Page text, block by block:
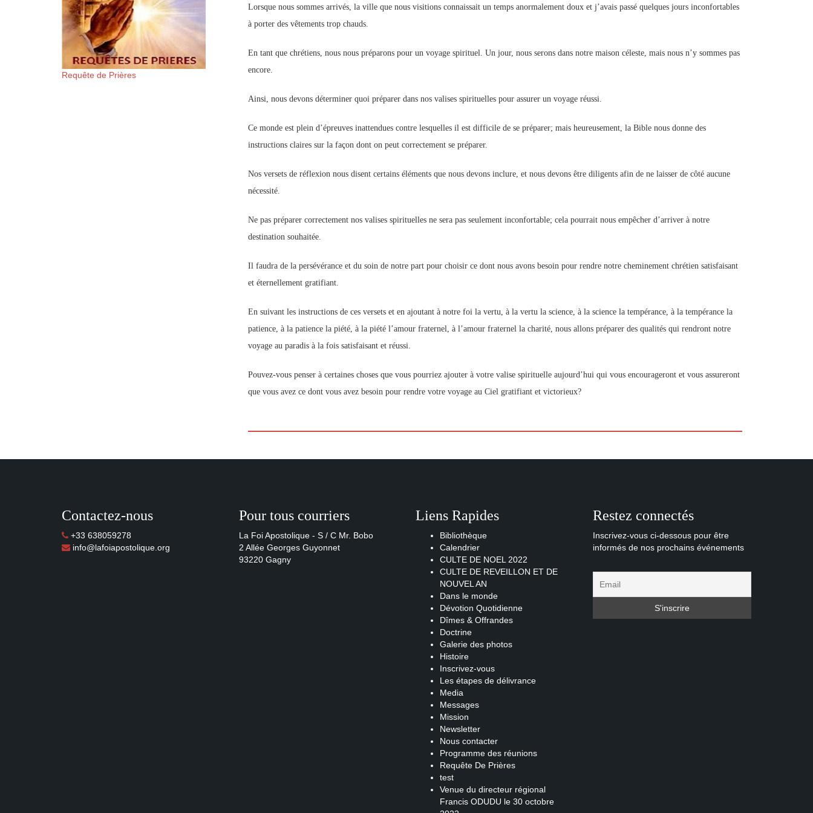
Requête de Prières
Lorsque nous sommes arrivés, la ville que nous visitions connaissait un temps anormalement doux et j’avais passé quelques jours inconfortables
à porter des vêtements trop chauds.
En tant que chrétiens, nous nous préparons pour un voyage spirituel. Un jour, nous serons dans notre maison céleste, mais nous n’y sommes pas
encore.
Ainsi, nous devons déterminer quoi préparer dans nos valises spirituelles pour assurer un voyage réussi.
Ce monde est plein d’épreuves inattendues contre lesquelles il est difficile de se préparer; mais heureusement, la Bible nous donne des
instructions claires sur la façon dont on peut correctement se préparer.
Nos versets de réflexion nous disent certains éléments que nous devons inclure, et nous devons être diligents afin de ne laisser de côté aucune
nécessité.
Ne pas préparer correctement nos valises spirituelles ne sera pas seulement inconfortable; cela pourrait nous empêcher d’arriver à notre
destination souhaitée.
Il faudra de la persévérance et du soin de notre part pour choisir ce dont nous avons besoin pour rendre notre cheminement chrétien satisfaisant
et éternellement gratifiant.
En suivant les instructions de ces versets et en ajoutant à notre foi la vertu, à la vertu la science, à la science la tempérance, à la tempérance la
patience, à la patience la piété, à la piété l’amour fraternel, à l’amour fraternel la charité, nous allons préparer des qualités qui rendront notre
voyage au paradis à la fois satisfaisant et réussi.
Pouvez-vous penser à certaines choses que vous pourriez ajouter à votre valise spirituelle aujourd’hui qui vous encourageront et vous assureront
que vous avez ce dont vous avez besoin pour rendre votre voyage au Ciel gratifiant et victorieux?
Contactez-nous
+33 638059278
info@lafoiapostolique.org
Pour tous courriers
La Foi Apostolique - S / C Mr. Bobo
2 Allée Georges Guyonnet
93220 Gagny
Liens Rapides
Bibliothèque
Calendrier
CULTE DE NOEL 2022
CULTE DE REVEILLON ET DE
NOUVEL AN
Dans le monde
Dévotion Quotidienne
Dîmes & Offrandes
Doctrine
Galerie des photos
Histoire
Inscrivez-vous
Les étapes de délivrance
Media
Messages
Mission
Newsletter
Nous contacter
Programme des réunions
Requête De Prières
test
Venue du directeur régional
Francis ODUDU le 30 octobre
Restez connectés
Inscrivez-vous ci-dessous pour être
informés de nos prochains événements